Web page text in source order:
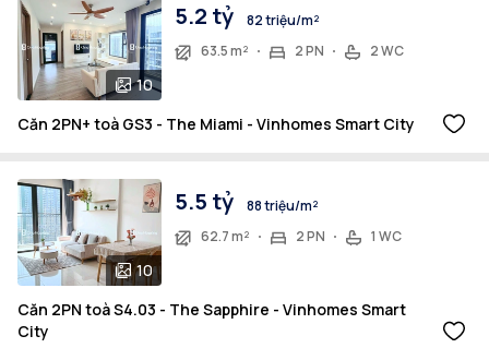
10
5.2 tỷ
82 triệu/m²
63.5 m²
2 PN 2 WC
Căn 2PN+ toà GS3 - The Miami - Vinhomes Smart City
10
5.5 tỷ
88 triệu/m²
62.7 m²
2 PN 1 WC
Căn 2PN toà S4.03 - The Sapphire - Vinhomes Smart
City